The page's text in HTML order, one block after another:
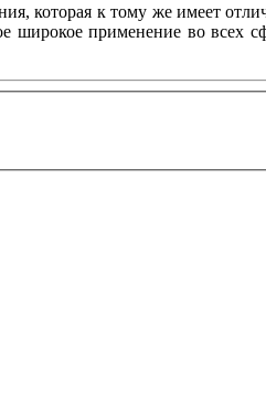
которая к тому же имеет
широкое применение во